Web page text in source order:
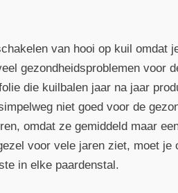
van hooi op kuil omdat
gezondheidsproblemen voor
die kuilbalen jaar na jaar
niet goed voor de
omdat ze gemiddeld maar
voor vele jaren ziet, moet
in elke paardenstal.